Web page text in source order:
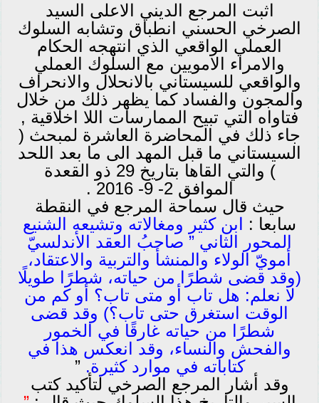
اثبت المرجع الديني الاعلى السيد
الصرخي الحسني انطباق وتشابه السلوك
العملي الواقعي الذي انتهجه الحكام
والامراء الامويين مع السلوك العملي
والواقعي للسيستاني بالانحلال والانحراف
والمجون والفساد كما يظهر ذلك من خلال
فتاواه التي تبيح الممارسات اللا اخلاقية ,
جاء ذلك في المحاضرة العاشرة لمبحث (
السيستاني ما قبل المهد الى ما بعد اللحد
) والتي القاها بتاريخ 29 ذو القعدة
الموافق 2- 9- 2016 .
حيث قال سماحة المرجع في النقطة
سابعا : ابن كثير ومغالاته وتشيعه الشنيع
المحور الثاني ” صاحبُ العقد الأندلسيّ
أمويّ الولاء والمنشأ والتربية والاعتقاد،
(وقد قضى شطرًا من حياته، شطرًا طويلًا
لا نعلم: هل تاب أو متى تاب؟ أو كم من
الوقت استغرق حتى تاب؟) وقد قضى
شطرًا من حياته غارقًا في الخمور
والفحش والنساء، وقد انعكس هذا في
كتاباته في موارد كثيرة. ”
وقد أشار المرجع الصرخي لتأكيد كتب